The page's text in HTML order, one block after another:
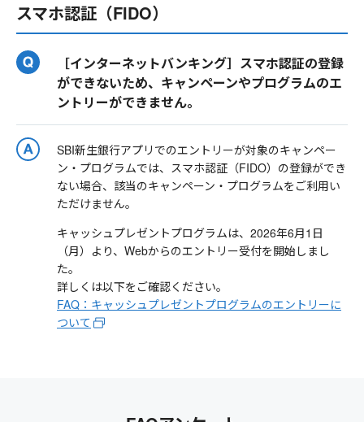
スマホ認証（FIDO）
［インターネットバンキング］スマホ認証の登録
ができないため、キャンペーンやプログラムのエ
ントリーができません。
SBI新生銀行アプリでのエントリーが対象のキャンペー
ン・プログラムでは、スマホ認証（FIDO）の登録ができ
ない場合、該当のキャンペーン・プログラムをご利用い
ただけません。
キャッシュプレゼントプログラムは、2026年6月1日
（月）より、Webからのエントリー受付を開始しまし
た。
詳しくは以下をご確認ください。
FAQ：キャッシュプレゼントプログラムのエントリーに
ついて